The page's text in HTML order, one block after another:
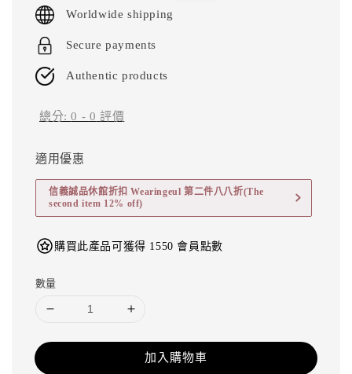
Worldwide shipping
Secure payments
Authentic products
總分:0 - 0 評價
適用優惠
信義誠品休館折扣 Wearingeul 第二件八八折(The
second item 12% off)
購買此產品可獲得 1550 會員點數
數量
加入購物車